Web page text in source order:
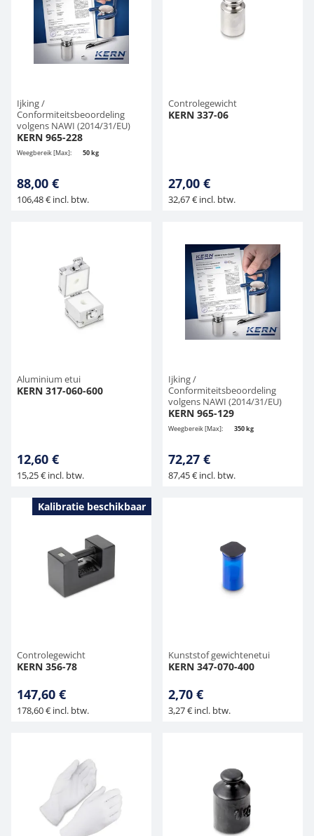
Ijking /
Conformiteitsbeoordeling
volgens NAWI (2014/31/EU)
KERN 965-228
Weegbereik [Max]: 50 kg
88,00 €
106,48 € incl. btw.
Controlegewicht
KERN 337-06
27,00 €
32,67 € incl. btw.
Aluminium etui
KERN 317-060-600
12,60 €
15,25 € incl. btw.
Ijking /
Conformiteitsbeoordeling
volgens NAWI (2014/31/EU)
KERN 965-129
Weegbereik [Max]: 350 kg
72,27 €
87,45 € incl. btw.
Kalibratie beschikbaar
Controlegewicht
KERN 356-78
147,60 €
178,60 € incl. btw.
Kunststof gewichtenetui
KERN 347-070-400
2,70 €
3,27 € incl. btw.
Hangende weegschalen
Kraanweegschalen
Bankweegschaal
Orgelschalen
Weegschaal inclusief software
Accessoires
Spannings- en compressiebelastingcellen
Trekapparaten
Videomicroscopen
Externe verlichting
Microscoop camera's
Accessoires
Toepassingen voor experts
Suiker
Universele toepassingen
Newton-gewichten
Geluidsniveaumeter
Kleurmeting
Accessoires
Overig